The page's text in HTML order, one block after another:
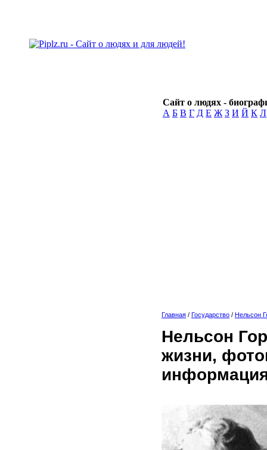
Сайт о людях -
А Б В Г Д Е Ж З И Й К Л
Главная / Государство / Нельсон
Нельсон
жизни,